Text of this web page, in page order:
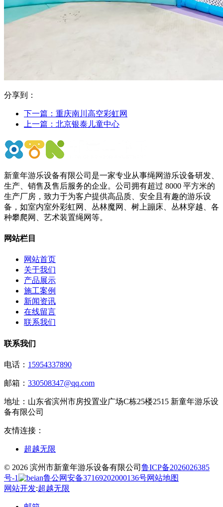
分享到：
下一篇： 重庆南川高空彩虹网
上一篇： 北京银泰儿童中心
新童年游乐设备有限公司是一家专业从事绳网游乐设备研发、
生产、销售及售后服务的企业。公司拥有超过 8000 平方米的
生产厂房，致力于为客户提供高品质、安全且有趣的游乐设
备，如室内室外彩虹网、丛林魔网、树上蹦床、丛林穿越、各
种攀爬网、艺术装置绳网等。
网站栏目
网站首页
关于我们
产品展示
施工案例
新闻资讯
在线留言
联系我们
联系我们
电话： 15954337890
邮箱： 330508347@qq.com
地址： 山东省滨州市房投置业广场C栋25楼2515 新童年游乐设
备有限公司
友情连接：
超越无限
© 2026 滨州市新童年游乐设备有限公司 鲁ICP备2026026385
号-1
鲁公网安备37169202000136号网站地图
网站开发:超越无限